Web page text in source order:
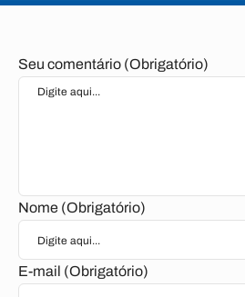
Seu comentário (Obrigatório)
Nome (Obrigatório)
E-mail (Obrigatório)